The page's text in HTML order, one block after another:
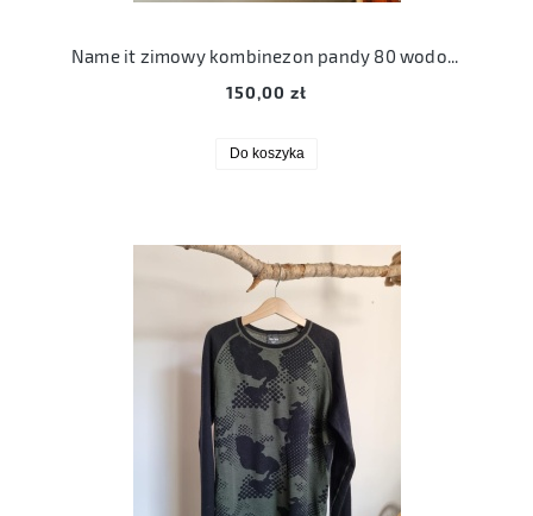
Name it zimowy kombinezon pandy 80 wodoodporny
150,00 zł
Do koszyka